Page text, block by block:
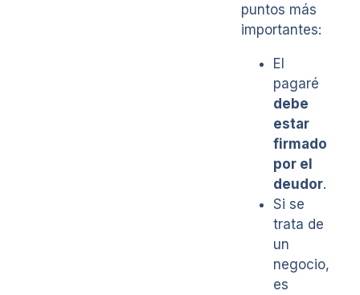
puntos más
importantes:
El
pagaré
debe
estar
firmado
por el
deudor.
Si se
trata de
un
negocio,
es